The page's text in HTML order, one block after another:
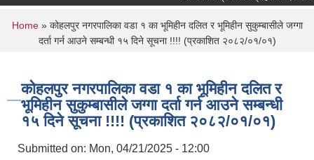
You are here
Home» कोहलपुर नगरपालिका वडा १ का भूमिहीन दलित र भूमिहीन सुकुम्बासीले जग्गा
दर्ता गर्न आउने सम्बन्धी १५ दिने सूचना !!!! (प्रकाशित २०८२/०१/०१)
कोहलपुर नगरपालिका वडा १ का भूमिहीन दलित र
भूमिहीन सुकुम्बासीले जग्गा दर्ता गर्न आउने सम्बन्धी
१५ दिने सूचना !!!! (प्रकाशित २०८२/०१/०१)
Submitted on: Mon, 04/21/2025 - 12:00